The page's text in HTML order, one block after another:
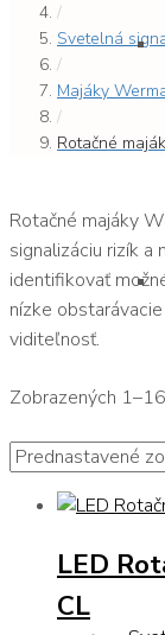
/
Svetelná
/
Majáky
/
Rotačné
Rotačné majáky
signalizáciu rizík a
identifikovať
nízke
viditeľnosť.
Zobrazených
LED
CL